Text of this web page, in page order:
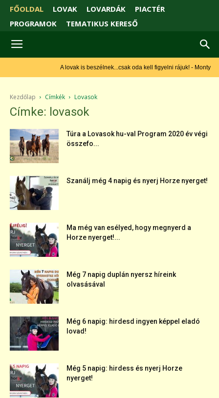
FŐOLDAL LOVAK LOVARDÁK
PIACTÉR
PROGRAMOK
TEMATIKUS KERESŐ
A lovak is beszélnek...csak oda kell figyelni rájuk! - Monty Roberts
Kezdőlap Címkék Lovasok
Címke: lovasok
Túra a Lovasok hu-val Program 2020 év végi
összefo...
Szanálj még 4 napig és nyerj Horze nyerget!
Ma még van esélyed, hogy megnyerd a
Horze nyerget!...
Még 7 napig duplán nyersz híreink
olvasásával
Még 6 napig: hirdesd ingyen képpel eladó
lovad!
Még 5 napig: hirdess és nyerj Horze
nyerget!